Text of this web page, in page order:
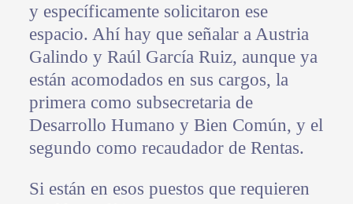
y específicamente solicitaron ese
espacio. Ahí hay que señalar a Austria
Galindo y Raúl García Ruiz, aunque ya
están acomodados en sus cargos, la
primera como subsecretaria de
Desarrollo Humano y Bien Común, y el
segundo como recaudador de Rentas.
Si están en esos puestos que requieren